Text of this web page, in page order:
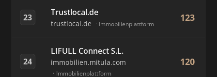
23 Trustlocal.de
trustlocal.de Immobilienplattform
123
24
LIFULL Connect S.L.
immobilien.mitula.com
Immobilienplattform
120